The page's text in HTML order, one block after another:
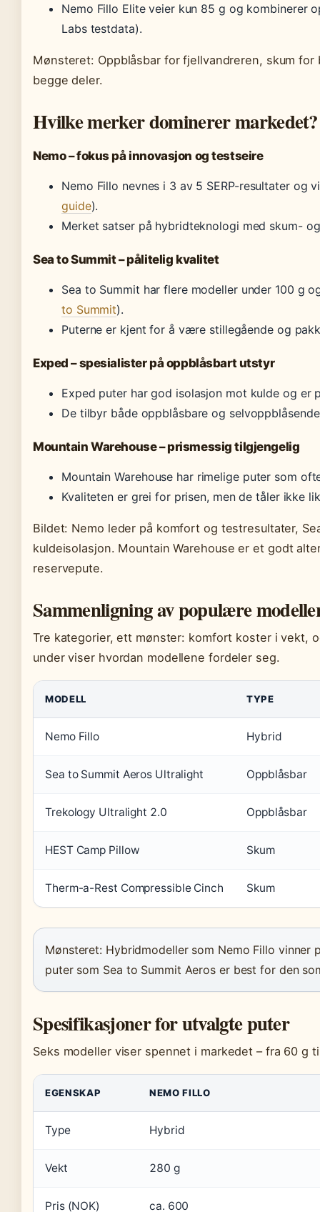
Nemo Fillo Elite veier kun 85 g og kombinerer
Labs testdata).
Mønsteret: Oppblåsbar for fjellvandreren, skum
begge deler.
Hvilke merker dominerer markedet?
Nemo – fokus på innovasjon og testseire
Nemo Fillo nevnes i 3 av 5 SERP-resultater og
guide).
Merket satser på hybridteknologi med skum-
Sea to Summit – pålitelig kvalitet
Sea to Summit har flere modeller under 100 g
to Summit).
Puterne er kjent for å være stillegående og
Exped – spesialister på oppblåsbart utstyr
Exped puter har god isolasjon mot kulde og er
De tilbyr både oppblåsbare og
Mountain Warehouse – prismessig tilgjengelig
Mountain Warehouse har rimelige puter som
Kvaliteten er grei for prisen, men de tåler ikke
Bildet: Nemo leder på komfort og testresultater,
kuldeisolasjon. Mountain Warehouse er et godt
reservepute.
Sammenligning av populære
Tre kategorier, ett mønster: komfort koster i vekt,
under viser hvordan modellene fordeler seg.
MODELL TYPE
Nemo Fillo Hybrid
Sea to Summit Aeros Ultralight Oppblåsbar
Trekology Ultralight 2.0 Oppblåsbar
HEST Camp Pillow Skum
Therm-a-Rest Compressible Cinch Skum
Mønsteret: Hybridmodeller som Nemo Fillo vinner
puter som Sea to Summit Aeros er best for den
Spesifikasjoner for utvalgte puter
Seks modeller viser spennet i markedet – fra 60 g
EGENSKAP NEMO FILLO
Type Hybrid
Vekt 280 g
Pris (NOK) ca. 600